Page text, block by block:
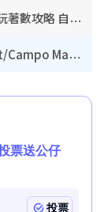
【8月生日優惠2026】全港85大食買玩著數攻略 自助餐/火鍋放題同行免費＋誠品/DONKI送現金券
開倉優惠｜銅鑼灣時代廣場Doughnut/Campo Marzio開倉低至1折！背囊、書包、手袋劈價$200起